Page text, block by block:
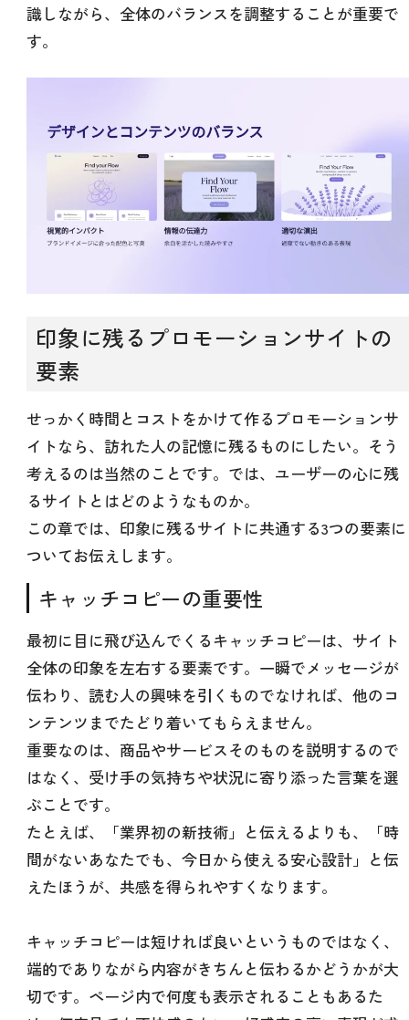
識しながら、全体のバランスを調整することが重要で
す。
印象に残るプロモーションサイトの
要素
せっかく時間とコストをかけて作るプロモーションサ
イトなら、訪れた人の記憶に残るものにしたい。そう
考えるのは当然のことです。では、ユーザーの心に残
るサイトとはどのようなものか。
この章では、印象に残るサイトに共通する3つの要素に
ついてお伝えします。
キャッチコピーの重要性
最初に目に飛び込んでくるキャッチコピーは、サイト
全体の印象を左右する要素です。一瞬でメッセージが
伝わり、読む人の興味を引くものでなければ、他のコ
ンテンツまでたどり着いてもらえません。
重要なのは、商品やサービスそのものを説明するので
はなく、受け手の気持ちや状況に寄り添った言葉を選
ぶことです。
たとえば、「業界初の新技術」と伝えるよりも、「時
間がないあなたでも、今日から使える安心設計」と伝
えたほうが、共感を得られやすくなります。
キャッチコピーは短ければ良いというものではなく、
端的でありながら内容がきちんと伝わるかどうかが大
切です。ページ内で何度も表示されることもあるた